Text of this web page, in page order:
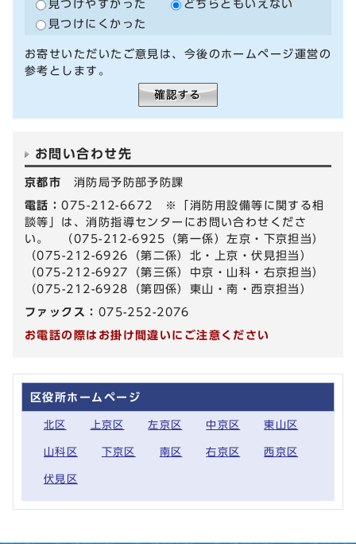
見つけやすかった
どちらともいえない
見つけにくかった
お寄せいただいたご意見は、今後のホームページ運営の
参考とします。
お問い合わせ先
京都市 消防局予防部予防課
電話：075-212-6672 ※「消防用設備等に関する相
談等」は、消防指導センターにお問い合わせくださ
い。 （075-212-6925（第一係）左京・下京担当）
（075-212-6926（第二係）北・上京・伏見担当）
（075-212-6927（第三係）中京・山科・右京担当）
（075-212-6928（第四係）東山・南・西京担当）
ファックス： 075-252-2076
お電話の際はお掛け間違いにご注意ください
区役所ホームページ
北区 上京区 左京区 中京区 東山区
山科区 下京区 南区 右京区 西京区
伏見区